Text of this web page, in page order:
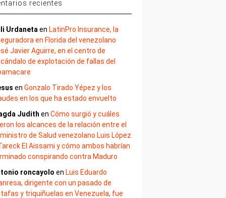
recientes
Urdaneta en LatinPro Insurance, la
en Florida del venezolano
Javier Aguirre, en el centro de
de explotación de fallas del
enGonzalo Tirado Yépez y los
en los que ha estado envuelto
Judith enCómo surgió y cuáles
los alcances de la relación entre el
de Salud venezolano Luis López
El Aissami y cómo ambos habrían
conspirando contra Maduro
roncayolo en Luis Eduardo
dirigente con un pasado de
y triquiñuelas en Venezuela, fue